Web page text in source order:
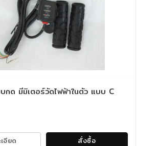
กด มีมิเตอร์วัดไฟฟ้าในตัว แบบ C
อียด สั่งซื้อ